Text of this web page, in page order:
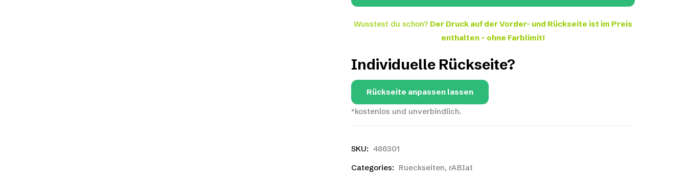
Wusstest du schon? Der Druck auf der Vorder- und Rückseite ist im Preis
enthalten – ohne Farblimit!
Individuelle Rückseite?
Rückseite anpassen lassen
*kostenlos und unverbindlich.
SKU: 486301
Categories: Rueckseiten, rABIat